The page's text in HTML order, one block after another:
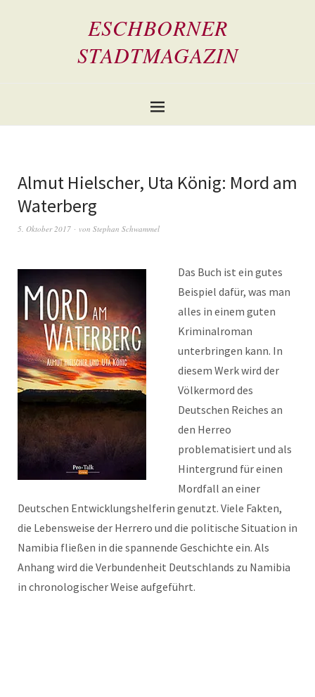
ESCHBORNER
STADTMAGAZIN
Almut Hielscher, Uta König: Mord am
Waterberg
5. Oktober 2017 von Stephan Schwammel
Das Buch ist ein gutes
Beispiel dafür, was man
alles in einem guten
Kriminalroman
unterbringen kann. In
diesem Werk wird der
Völkermord des
Deutschen Reiches an
den Herreo
problematisiert und als
Hintergrund für einen
Mordfall an einer
Deutschen Entwicklungshelferin genutzt. Viele Fakten,
die Lebensweise der Herrero und die politische Situation in
Namibia fließen in die spannende Geschichte ein. Als
Anhang wird die Verbundenheit Deutschlands zu Namibia
in chronologischer Weise aufgeführt.